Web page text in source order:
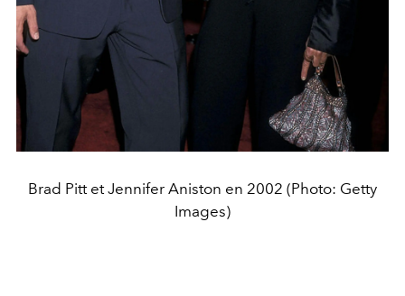
Brad Pitt et Jennifer Aniston en 2002 (Photo: Getty
Images)